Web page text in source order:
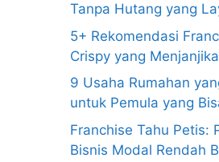
Tanpa Hutang yang
5+ Rekomendasi
Crispy yang
9 Usaha Rumahan
untuk Pemula yang
Franchise Tahu Petis:
Bisnis Modal Rendah